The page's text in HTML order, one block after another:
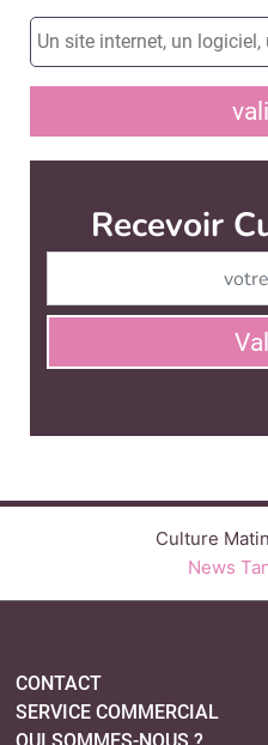
Recevoir
Culture
News
CONTACT
SERVICE COMMERCIAL